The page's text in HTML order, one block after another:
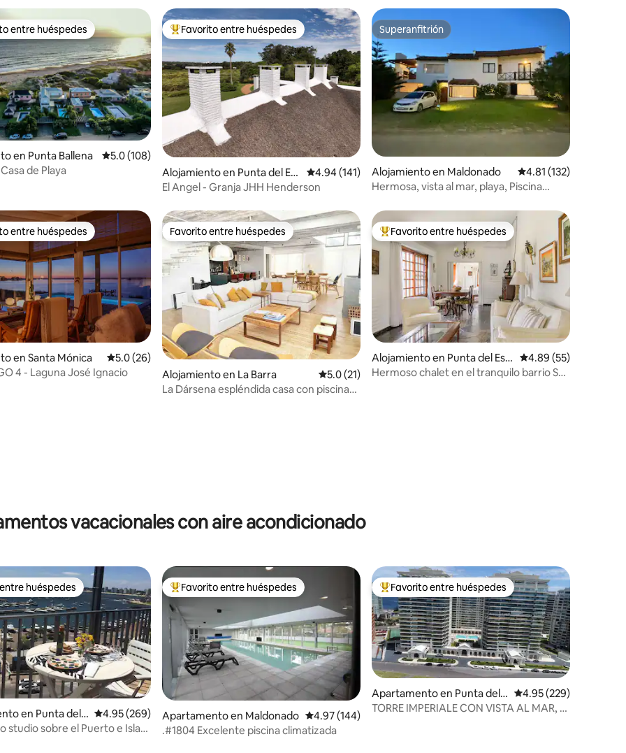
de 5, 150 reseñas
huéspedes preferido
entre huéspedes
en Punta Ballena Calificación promedio: 5.0 de 5, 108 reseñas
5.0 (108)
de Playa
Favorito entre huéspedes preferido
Favorito entre huéspedes
Alojamiento en Punta del Est
e
Calificación promedio: 4.94 de 5, 141 reseñas
4.94 (141)
El Angel - Granja JHH Henderson
Superanfitrión
Superanfitrión
Alojamiento en Maldonado Calificación promedio:
4.81 (132)
Hermosa, vista al mar, playa, Piscina
de 5, 105 reseñas
huéspedes preferido
entre huéspedes
en Santa Mónica Calificación promedio: 5.0 de 5, 26 reseñas
5.0 (26)
4 - Laguna José Ignacio
Favorito entre huéspedes
Favorito entre huéspedes
Alojamiento en La Barra Calificación promedio: 5.0 de 5, 21 reseñas
5.0 (21)
La Dársena espléndida casa con piscina
Favorito entre huéspedes preferido
Favorito entre huéspedes
Alojamiento en Punta del Est
e
Calificación
4.89 (55)
Hermoso chalet en el tranquilo barrio San
vacacionales con aire acondicionado
de 5, 151 reseñas
huéspedes
huéspedes
en Punta del E Calificación promedio: 4.95 de 5, 269 reseñas
4.95 (269)
studio sobre el Puerto e Isla
Favorito entre huéspedes preferido
Favorito entre huéspedes
Apartamento en Maldonado Calificación promedio: 4.97 de 5, 144 reseñas
4.97 (144)
.#1804 Excelente piscina climatizada
Favorito entre huéspedes preferido
Favorito entre huéspedes
Apartamento en Punta del E
ste
Calificación promedio:
4.95 (229)
TORRE IMPERIALE CON VISTA AL MAR, 2